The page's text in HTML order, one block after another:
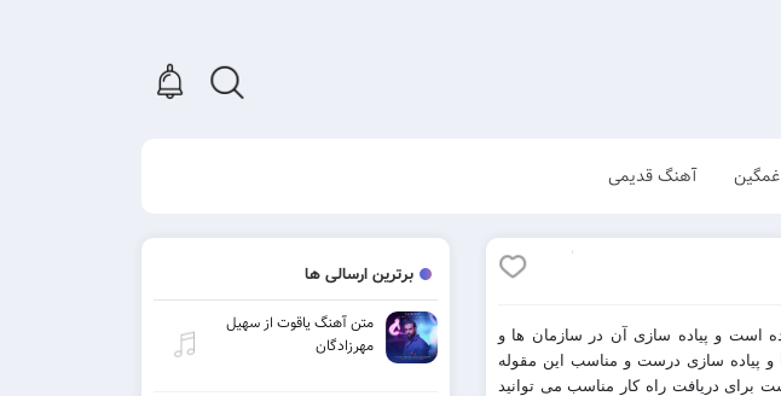
آهنگ قدیمی
است و پیاده سازی آن در سازمان ها و
پیاده سازی درست و مناسب این مقوله
برای دریافت راه کار مناسب می توانید
برترین ارسالی ها
متن آهنگ یاقوت از سهیل
مهرزادگان